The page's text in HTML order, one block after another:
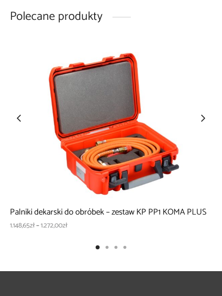
Polecane produkty
Palniki dekarski do obróbek – zestaw KP PP1 KOMA PLUS
1.148,65zł–1.272,00złZakres
1.272,00zł